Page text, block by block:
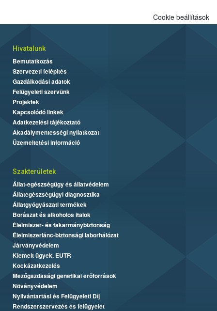
Cookie beállítások
Hivatalunk
Bemutatkozás
Szervezeti felépítés
Gazdálkodási adatok
Felügyeleti szervünk
Projektek
Kapcsolódó linkek
Adatkezelési tájékoztató
Akadálymentességi nyilatkozat
Üzemeltetési információ
Szakterületek
Állat-egészségügy és állatvédelem
Állategészségügyi diagnosztika
Állatgyógyászati termékek
Borászat és alkoholos italok
Élelmiszer- és takarmánybiztonság
Élelmiszerlánc-biztonsági laborhálózat
Járványvédelem
Kiemelt ügyek, EUTR
Kockázatkezelés
Mezőgazdasági genetikai erőforrások
Növényvédelem
Nyilvántartási és Felügyeleti Díj
Rendszerszervezés és felügyelet